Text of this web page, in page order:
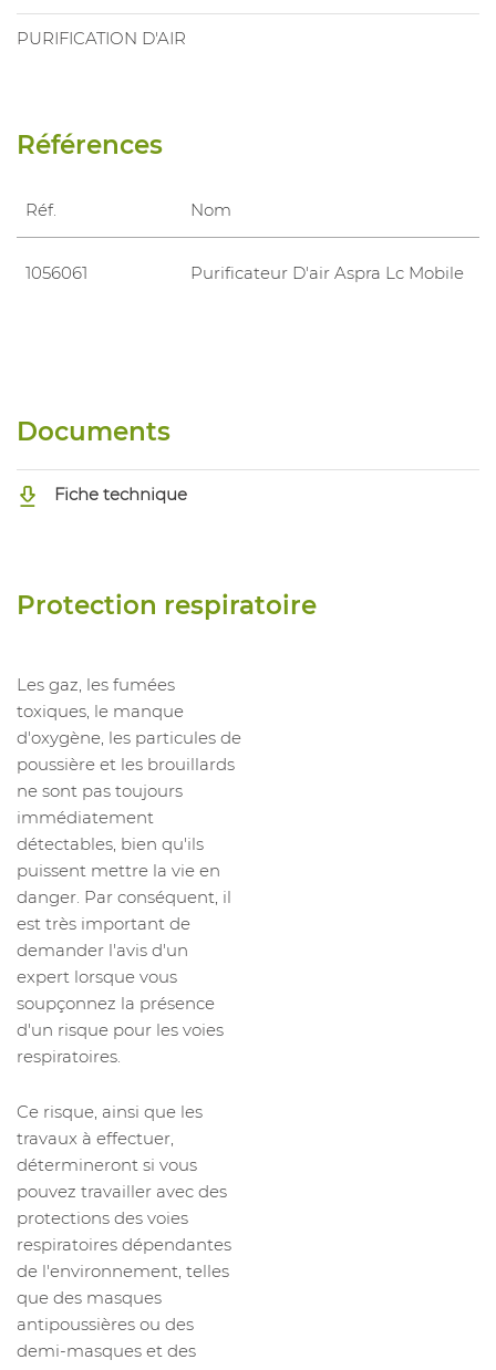
PURIFICATION D'AIR
Références
Réf. Nom
1056061 Purificateur D'air Aspra Lc Mobile
Documents
Fiche technique
Protection respiratoire
Les gaz, les fumées
toxiques, le manque
d'oxygène, les particules de
poussière et les brouillards
ne sont pas toujours
immédiatement
détectables, bien qu'ils
puissent mettre la vie en
danger. Par conséquent, il
est très important de
demander l'avis d'un
expert lorsque vous
soupçonnez la présence
d'un risque pour les voies
respiratoires.
Ce risque, ainsi que les
travaux à effectuer,
détermineront si vous
pouvez travailler avec des
protections des voies
respiratoires dépendantes
de l'environnement, telles
que des masques
antipoussières ou des
demi-masques et des